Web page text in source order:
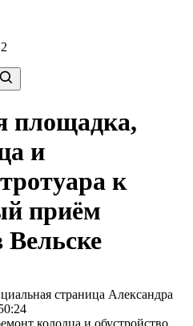
площадка,
и
к
приём
Вельске
страница Александра